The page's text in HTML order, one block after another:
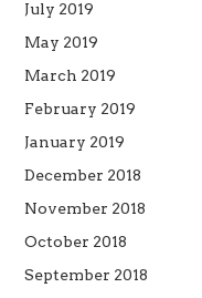
July 2019
May 2019
March 2019
February 2019
January 2019
December 2018
November 2018
October 2018
September 2018